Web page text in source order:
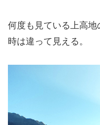
何度も見ている上高
時は違って見える。